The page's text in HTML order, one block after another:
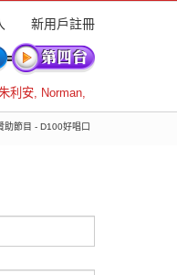
新用戶註冊
利安, Norman,
助節目 - D100好唱口